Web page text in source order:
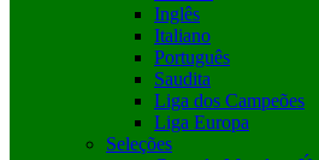
Inglês
Italiano
Português
Saudita
Liga dos Campeões
Liga Europa
Seleções